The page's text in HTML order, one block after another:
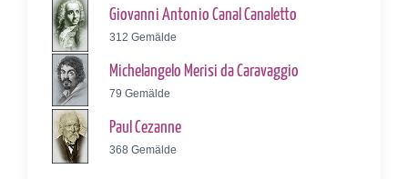
Giovanni Antonio Canal Canaletto
312 Gemälde
Michelangelo Merisi da Caravaggio
79 Gemälde
Paul Cezanne
368 Gemälde